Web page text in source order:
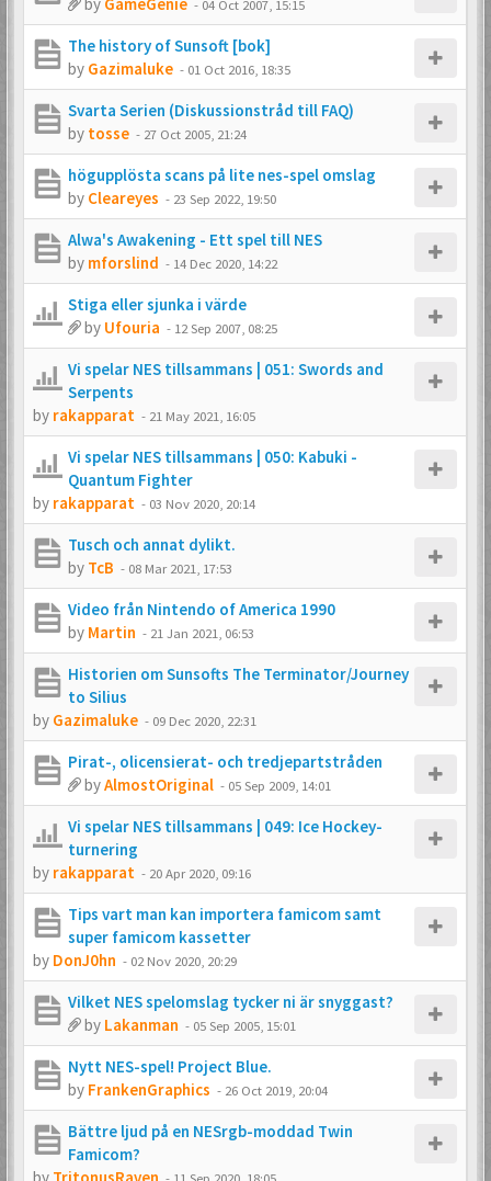
- 04 Oct 2007, 15:15
The history of Sunsoft [bok]
by Gazimaluke - 01 Oct 2016, 18:35
Svarta Serien (Diskussionstråd till FAQ)
by tosse - 27 Oct 2005, 21:24
högupplösta scans på lite nes-spel omslag
by Cleareyes - 23 Sep 2022, 19:50
Alwa's Awakening - Ett spel till NES
by mforslind - 14 Dec 2020, 14:22
Stiga eller sjunka i värde
by Ufouria - 12 Sep 2007, 08:25
Vi spelar NES tillsammans | 051: Swords and
Serpents
by rakapparat - 21 May 2021, 16:05
Vi spelar NES tillsammans | 050: Kabuki -
Quantum Fighter
by rakapparat - 03 Nov 2020, 20:14
Tusch och annat dylikt.
by TcB - 08 Mar 2021, 17:53
Video från Nintendo of America 1990
by Martin - 21 Jan 2021, 06:53
Historien om Sunsofts The Terminator/Journey
to Silius
by Gazimaluke - 09 Dec 2020, 22:31
Pirat-, olicensierat- och tredjepartstråden
byAlmostOriginal - 05 Sep 2009, 14:01
Vi spelar NES tillsammans | 049: Ice Hockey-
turnering
by rakapparat - 20 Apr 2020, 09:16
Tips vart man kan importera famicom samt
super famicom kassetter
by DonJ0hn - 02 Nov 2020, 20:29
Vilket NES spelomslag tycker ni är snyggast?
by Lakanman - 05 Sep 2005, 15:01
Nytt NES-spel! Project Blue.
by FrankenGraphics - 26 Oct 2019, 20:04
Bättre ljud på en NESrgb-moddad Twin
Famicom?